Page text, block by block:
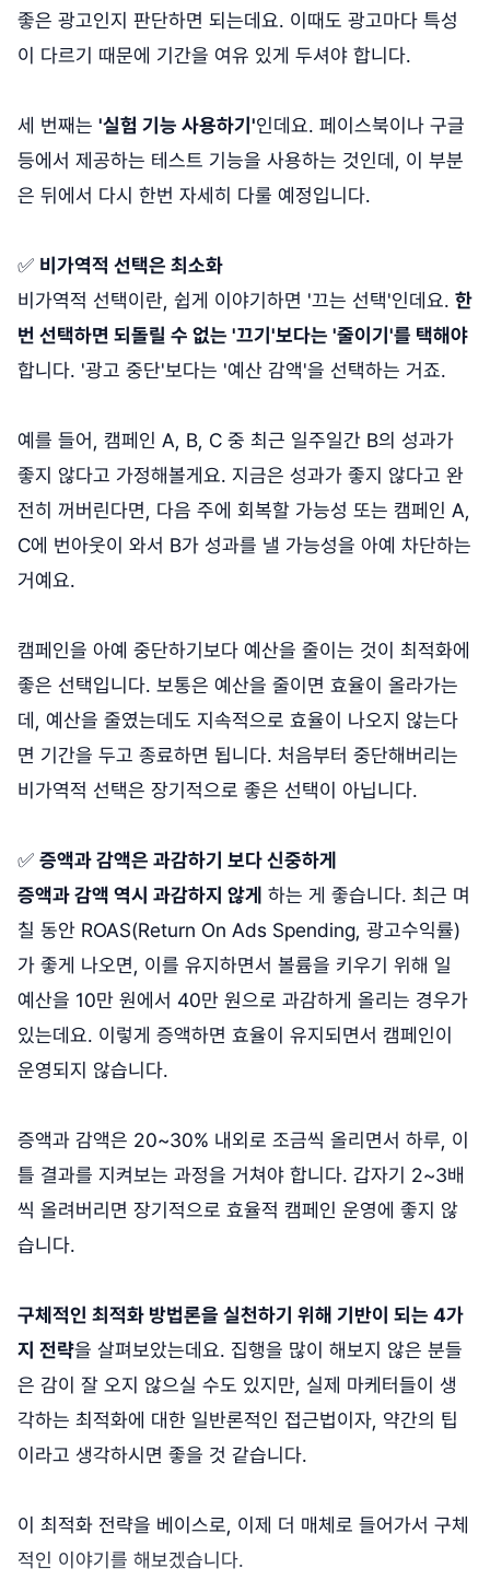
좋은 광고인지 판단하면 되는데요. 이때도 광고마다 특성
이 다르기 때문에 기간을 여유 있게 두셔야 합니다.
세 번째는 '실험 기능 사용하기'인데요. 페이스북이나 구글
등에서 제공하는 테스트 기능을 사용하는 것인데, 이 부분
은 뒤에서 다시 한번 자세히 다룰 예정입니다.
✅ 비가역적 선택은 최소화
비가역적 선택이란, 쉽게 이야기하면 '끄는 선택'인데요. 한
번 선택하면 되돌릴 수 없는 '끄기'보다는 '줄이기'를 택해야
합니다. '광고 중단'보다는 '예산 감액'을 선택하는 거죠.
예를 들어, 캠페인 A, B, C 중 최근 일주일간 B의 성과가
좋지 않다고 가정해볼게요. 지금은 성과가 좋지 않다고 완
전히 꺼버린다면, 다음 주에 회복할 가능성 또는 캠페인 A,
C에 번아웃이 와서 B가 성과를 낼 가능성을 아예 차단하는
거예요.
캠페인을 아예 중단하기보다 예산을 줄이는 것이 최적화에
좋은 선택입니다. 보통은 예산을 줄이면 효율이 올라가는
데, 예산을 줄였는데도 지속적으로 효율이 나오지 않는다
면 기간을 두고 종료하면 됩니다. 처음부터 중단해버리는
비가역적 선택은 장기적으로 좋은 선택이 아닙니다.
✅ 증액과 감액은 과감하기 보다 신중하게
증액과 감액 역시 과감하지 않게 하는 게 좋습니다. 최근 며
칠 동안 ROAS(Return On Ads Spending, 광고수익률)
가 좋게 나오면, 이를 유지하면서 볼륨을 키우기 위해 일
예산을 10만 원에서 40만 원으로 과감하게 올리는 경우가
있는데요. 이렇게 증액하면 효율이 유지되면서 캠페인이
운영되지 않습니다.
증액과 감액은 20~30% 내외로 조금씩 올리면서 하루, 이
틀 결과를 지켜보는 과정을 거쳐야 합니다. 갑자기 2~3배
씩 올려버리면 장기적으로 효율적 캠페인 운영에 좋지 않
습니다.
구체적인 최적화 방법론을 실천하기 위해 기반이 되는 4가
지 전략을 살펴보았는데요. 집행을 많이 해보지 않은 분들
은 감이 잘 오지 않으실 수도 있지만, 실제 마케터들이 생
각하는 최적화에 대한 일반론적인 접근법이자, 약간의 팁
이라고 생각하시면 좋을 것 같습니다.
이 최적화 전략을 베이스로, 이제 더 매체로 들어가서 구체
적인 이야기를 해보겠습니다.